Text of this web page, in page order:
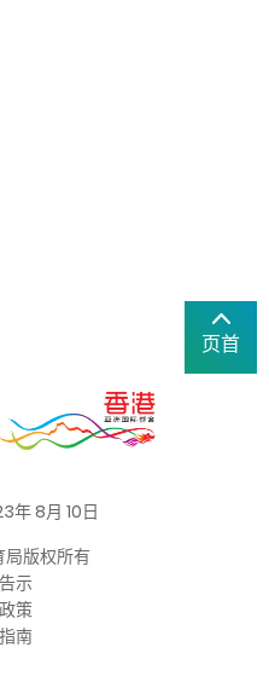
页首
年 8月 10日
版权所有
示
策
南